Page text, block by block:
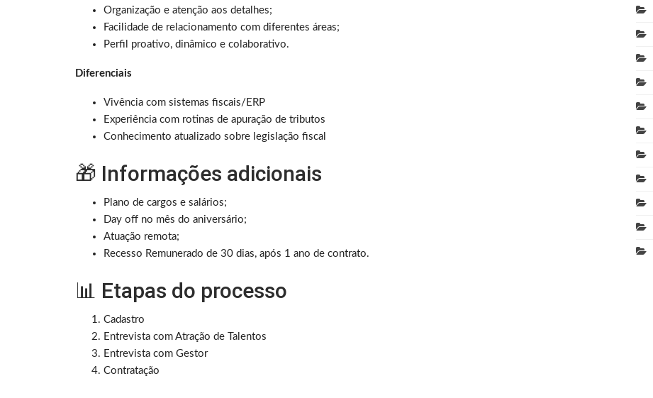
Organização e atenção aos detalhes;
Facilidade de relacionamento com diferentes áreas;
Perfil proativo, dinâmico e colaborativo.
Diferenciais
Vivência com sistemas fiscais/ERP
Experiência com rotinas de apuração de tributos
Conhecimento atualizado sobre legislação fiscal
🎁 Informações adicionais
Plano de cargos e salários;
Day off no mês do aniversário;
Atuação remota;
Recesso Remunerado de 30 dias, após 1 ano de contrato.
📊 Etapas do processo
Cadastro
Entrevista com Atração de Talentos
Entrevista com Gestor
Contratação